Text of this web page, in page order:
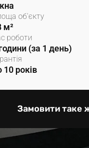
об'єкту
м²
роботи
(за 1 день)
10 років
Замовити таке